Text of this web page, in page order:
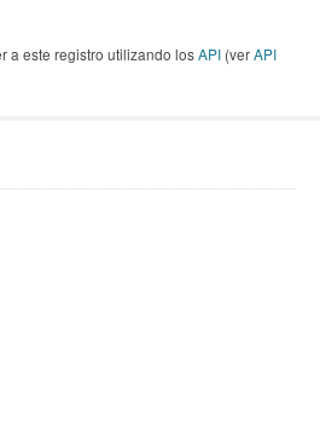
a este registro utilizando losAPI (verAPI